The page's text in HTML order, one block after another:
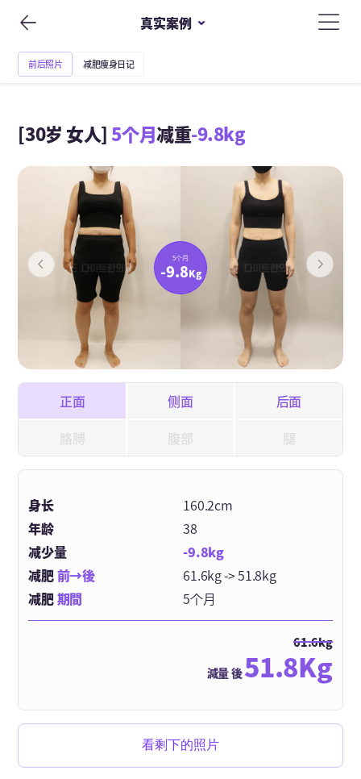
真实案例
前后照片 减肥瘦身日记
[30岁 女人]5个月减重-9.8kg
5个月
-9.8Kg
正面 侧面
后面
胳膊
腹部 腿
身长
160.2cm
年龄
38
减少量
-9.8kg
减肥前→後
61.6kg -> 51.8kg
减肥期間 5个月
61.6kg
減量 後51.8Kg
看剩下的照片